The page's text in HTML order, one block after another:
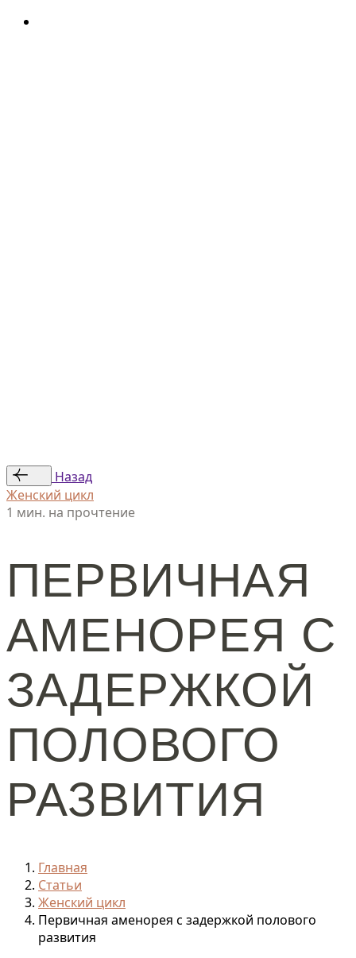
Назад
Женский цикл
1 мин. на прочтение
ПЕРВИЧНАЯ
АМЕНОРЕЯ С
ЗАДЕРЖКОЙ
ПОЛОВОГО
РАЗВИТИЯ
Главная
Статьи
Женский цикл
Первичная аменорея с задержкой полового
развития